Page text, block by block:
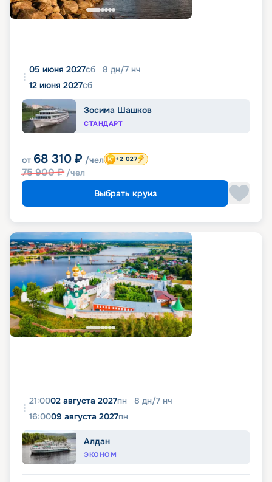
05 июня 2027сб 8 дн/7 нч
12 июня 2027сб
Зосима Шашков
СТАНДАРТ
от 68 310 ₽ /чел
75 900₽ /чел
+2 027
Выбрать круиз
21:0002 августа 2027пн 8 дн/7 нч
16:0009 августа 2027пн
Алдан
ЭКОНОМ